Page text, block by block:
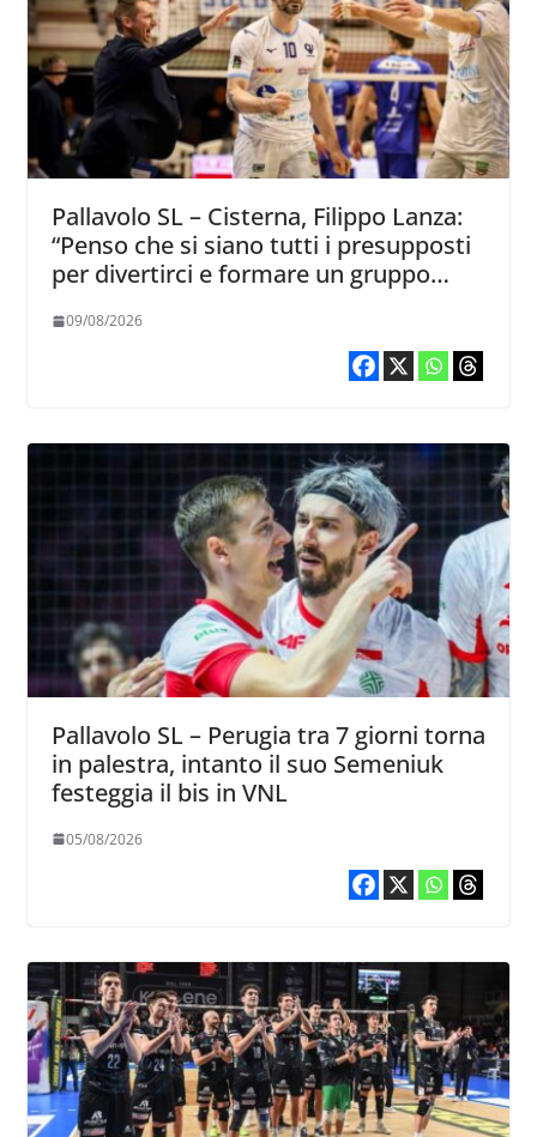
Pallavolo SL – Cisterna, Filippo Lanza:
“Penso che si siano tutti i presupposti
per divertirci e formare un gruppo
09/08/2026
Pallavolo SL – Perugia tra 7 giorni torna
in palestra, intanto il suo Semeniuk
festeggia il bis in VNL
05/08/2026